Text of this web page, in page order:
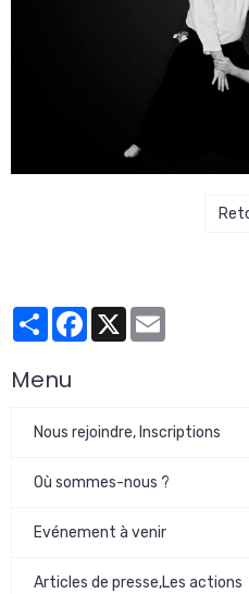
PartagerFacebook
X
Menu
Nous rejoindre, Inscriptions
Où sommes-nous ?
Evénement à venir
Articles de presse,Les actions